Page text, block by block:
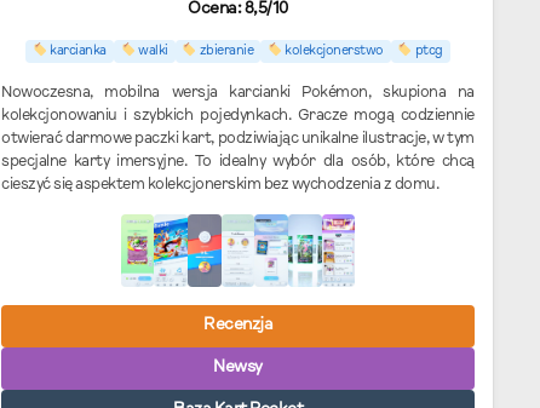
Ocena: 8,5/10
karcianka walki zbieranie kolekcjonerstwo ptcg
Nowoczesna, mobilna wersja karcianki Pokémon, skupiona na
kolekcjonowaniu i szybkich pojedynkach. Gracze mogą codziennie
otwierać darmowe paczki kart, podziwiając unikalne ilustracje, w tym
specjalne karty imersyjne. To idealny wybór dla osób, które chcą
cieszyć się aspektem kolekcjonerskim bez wychodzenia z domu.
Recenzja
Newsy